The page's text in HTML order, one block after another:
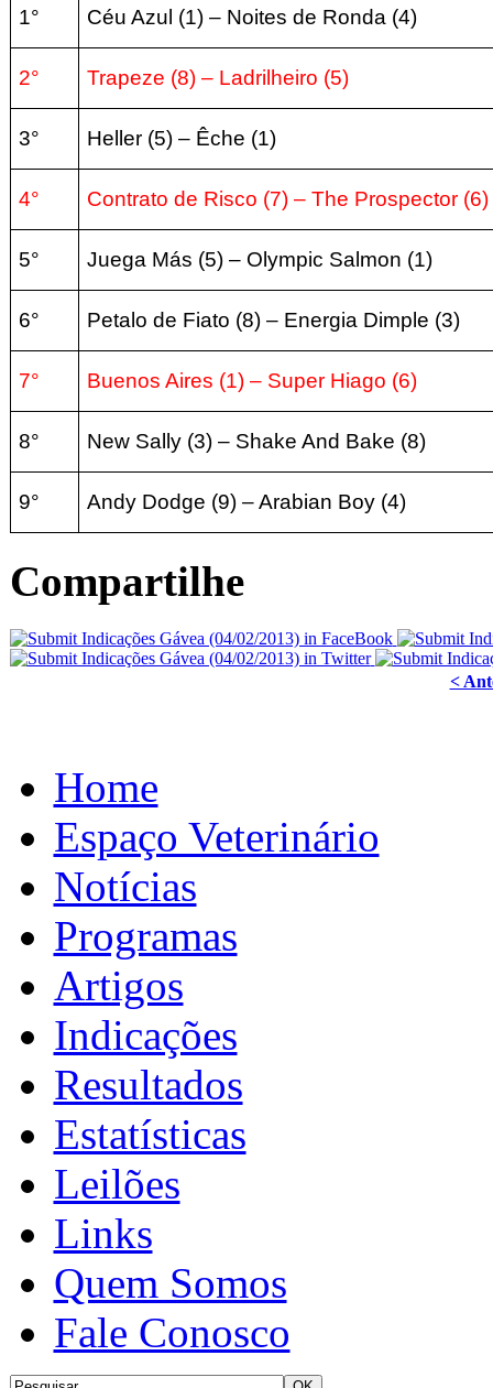
1° Céu Azul (1) – Noites de Ronda (4)
2° Trapeze (8) – Ladrilheiro (5)
3° Heller (5) – Êche (1)
4° Contrato de Risco (7) – The Prospector (6)
5° Juega Más (5) – Olympic Salmon (1)
6° Petalo de Fiato (8) – Energia Dimple (3)
7° Buenos Aires (1) – Super Hiago (6)
8° New Sally (3) – Shake And Bake (8)
9° Andy Dodge (9) – Arabian Boy (4)
Compartilhe
<
Home
Espaço Veterinário
Notícias
Programas
Artigos
Indicações
Resultados
Estatísticas
Leilões
Links
Quem Somos
Fale Conosco